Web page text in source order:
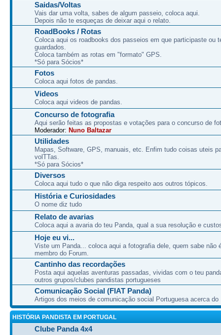
Saidas/Voltas
Vais dar uma volta, sabes de algum passeio, coloca aqui.
Depois não te esqueças de deixar aqui o relato.
RoadBooks / Rotas
Coloca aqui os roadbooks dos passeios em que participaste ou
guardados.
Coloca também as rotas em "formato" GPS.
*Só para Sócios*
Fotos
Coloca aqui fotos de pandas.
Videos
Coloca aqui videos de pandas.
Concurso de fotografia
Aqui serão feitas as propostas e votações para o concurso de
Moderador: Nuno Baltazar
Utilidades
Mapas, Software, GPS, manuais, etc. Enfim tudo coisas uteis
volTTas.
*Só para Sócios*
Diversos
Coloca aqui tudo o que não diga respeito aos outros tópicos.
História e Curiosidades
O nome diz tudo
Relato de avarias
Coloca aqui a avaria do teu Panda, qual a sua resolução e
Hoje eu vi...
Viste um Panda... coloca aqui a fotografia dele, quem sabe não
membro do Forum.
Cantinho das recordações
Posta aqui aquelas aventuras passadas, vividas com o teu
outros grupos/clubes pandistas portugueses
Comunicação Social (FIAT Panda)
Artigos dos meios de comunicação social Portuguesa acerca do
HISTÓRIA PANDISTA EM PORTUGAL
Clube Panda 4x4